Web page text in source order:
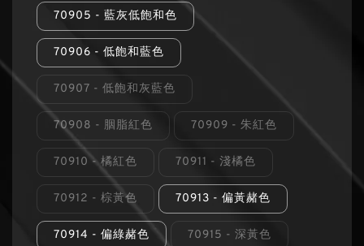
70905 - 藍灰低飽和色
70906 - 低飽和藍色
70907 - 低飽和灰藍色
70908 - 胭脂紅色 70909 - 朱紅色
70910 - 橘紅色 70911 - 淺橘色
70912 - 棕黃色 70913 - 偏黃赭色
70914 - 偏綠赭色 70915 - 深黃色